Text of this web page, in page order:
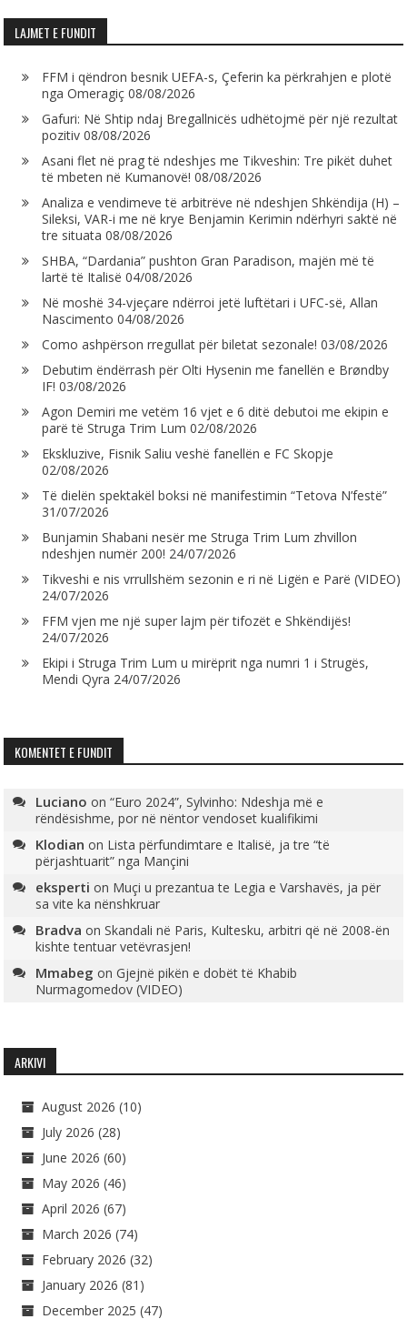
LAJMET E FUNDIT
FFM i qëndron besnik UEFA-s, Çeferin ka përkrahjen e plotë
nga Omeragiç 08/08/2026
Gafuri: Në Shtip ndaj Bregallnicës udhëtojmë për një rezultat
pozitiv 08/08/2026
Asani flet në prag të ndeshjes me Tikveshin: Tre pikët duhet
të mbeten në Kumanovë! 08/08/2026
Analiza e vendimeve të arbitrëve në ndeshjen Shkëndija (H) –
Sileksi, VAR-i me në krye Benjamin Kerimin ndërhyri saktë në
tre situata 08/08/2026
SHBA, “Dardania” pushton Gran Paradison, majën më të
lartë të Italisë 04/08/2026
Në moshë 34-vjeçare ndërroi jetë luftëtari i UFC-së, Allan
Nascimento 04/08/2026
Como ashpërson rregullat për biletat sezonale! 03/08/2026
Debutim ëndërrash për Olti Hysenin me fanellën e Brøndby
IF! 03/08/2026
Agon Demiri me vetëm 16 vjet e 6 ditë debutoi me ekipin e
parë të Struga Trim Lum 02/08/2026
Ekskluzive, Fisnik Saliu veshë fanellën e FC Skopje
02/08/2026
Të dielën spektakël boksi në manifestimin “Tetova N’festë”
31/07/2026
Bunjamin Shabani nesër me Struga Trim Lum zhvillon
ndeshjen numër 200! 24/07/2026
Tikveshi e nis vrrullshëm sezonin e ri në Ligën e Parë (VIDEO)
24/07/2026
FFM vjen me një super lajm për tifozët e Shkëndijës!
24/07/2026
Ekipi i Struga Trim Lum u mirëprit nga numri 1 i Strugës,
Mendi Qyra 24/07/2026
KOMENTET E FUNDIT
Luciano on“Euro 2024”, Sylvinho: Ndeshja më e
rëndësishme, por në nëntor vendoset kualifikimi
Klodian on Lista përfundimtare e Italisë, ja tre “të
përjashtuarit” nga Mançini
eksperti on Muçi u prezantua te Legia e Varshavës, ja për
sa vite ka nënshkruar
Bradva onSkandali në Paris, Kultesku, arbitri që në 2008-ën
kishte tentuar vetëvrasjen!
Mmabeg onGjejnë pikën e dobët të Khabib
Nurmagomedov (VIDEO)
ARKIVI
August 2026 (10)
July 2026 (28)
June 2026 (60)
May 2026 (46)
April 2026 (67)
March 2026 (74)
February 2026 (32)
January 2026 (81)
December 2025 (47)